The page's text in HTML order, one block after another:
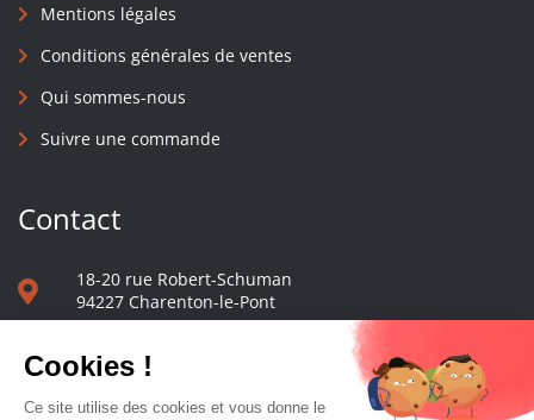
Mentions légales
Conditions générales de ventes
Qui sommes-nous
Suivre une commande
Contact
18-20 rue Robert-Schuman
94227 Charenton-le-Pont